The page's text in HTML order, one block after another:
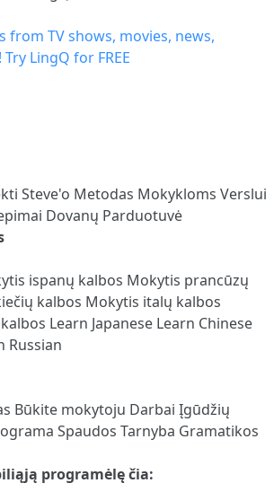
Steve'o Metodas Mokykloms Verslui
Dovanų Parduotuvė
ispanų kalbos Mokytis prancūzų
kalbos Mokytis italų kalbos
Learn Japanese Learn Chinese
Russian
Būkite mokytoju Darbai Įgūdžių
Spaudos Tarnyba Gramatikos
programėlę čia: